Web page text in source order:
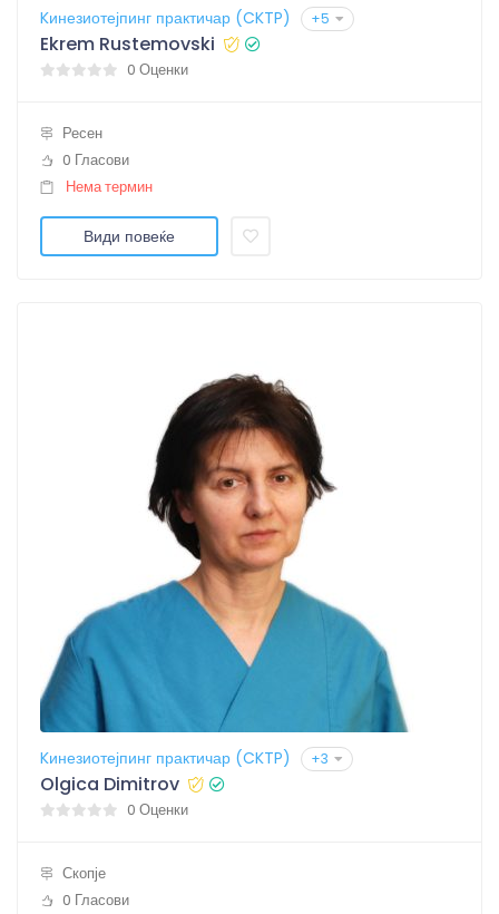
Kинезиотејпинг практичар (CKTP) +5
Ekrem Rustemovski
0 Оценки
Ресен
0 Гласови
Нема термин
Види повеќе
Kинезиотејпинг практичар (CKTP) +3
Olgica Dimitrov
0 Оценки
Скопје
0 Гласови